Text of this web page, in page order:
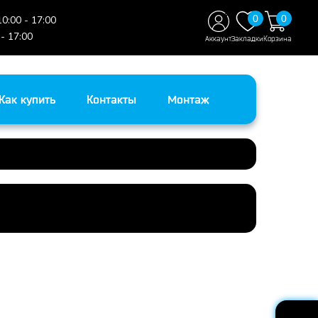
- 17:00
17:00
АккаунтЗакладки
0
Корзина
0
Как купить Контакты Монтаж